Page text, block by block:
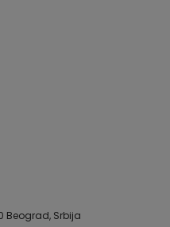
Beograd, Srbija